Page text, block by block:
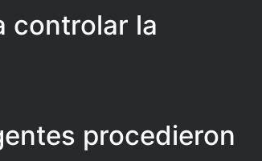
controlar la
procedieron